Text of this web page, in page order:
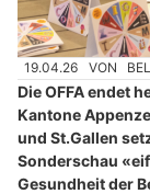
19.04.26 VON
Die OFFA endet
Kantone
und St.Gallen
Sonderschau
Gesundheit der